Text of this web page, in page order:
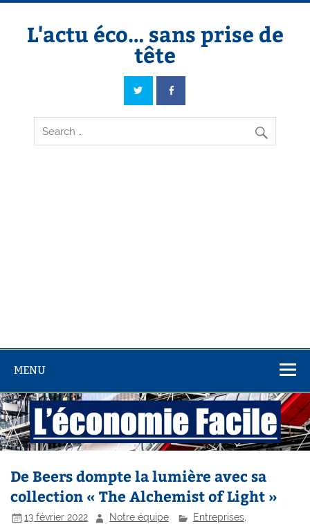
Skip
contentL'actu éco… sans prise de
tête
L'actu éco… sans prise de tête
MENU
De Beers dompte la lumière avec sa
collection « The Alchemist of Light »
13 février 2022 Notre équipe Entreprises,